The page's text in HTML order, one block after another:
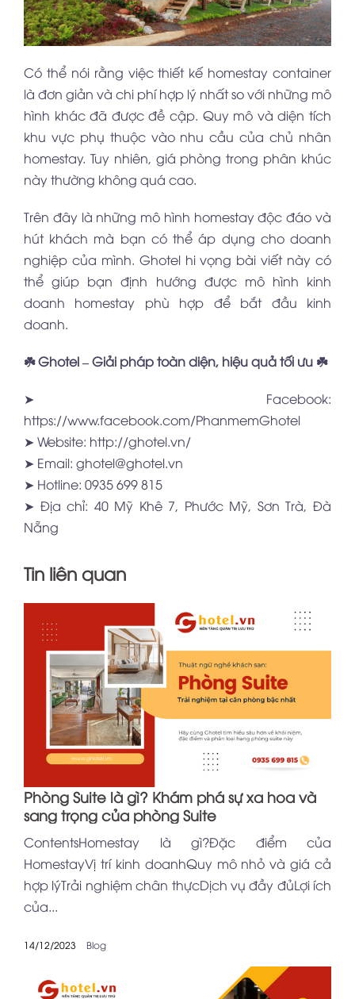
Có thể nói rằng việc thiết kế homestay container
là đơn giản và chi phí hợp lý nhất so với những mô
hình khác đã được đề cập. Quy mô và diện tích
khu vực phụ thuộc vào nhu cầu của chủ nhân
homestay. Tuy nhiên, giá phòng trong phân khúc
này thường không quá cao.
Trên đây là những mô hình homestay độc đáo và
hút khách mà bạn có thể áp dụng cho doanh
nghiệp của mình. Ghotel hi vọng bài viết này có
thể giúp bạn định hướng được mô hình kinh
doanh homestay phù hợp để bắt đầu kinh
doanh.
☘️ Ghotel – Giải pháp toàn diện, hiệu quả tối ưu ☘️
➤ Facebook:
https://www.facebook.com/PhanmemGhotel
➤ Website: http://ghotel.vn/
➤ Email: ghotel@ghotel.vn
➤ Hotline: 0935 699 815
➤ Địa chỉ: 40 Mỹ Khê 7, Phước Mỹ, Sơn Trà, Đà
Nẵng
Tin liên quan
Phòng Suite là gì? Khám phá sự xa hoa và
sang trọng của phòng Suite
ContentsHomestay là gì?Đặc điểm của
HomestayVị trí kinh doanhQuy mô nhỏ và giá cả
hợp lýTrải nghiệm chân thựcDịch vụ đầy đủLợi ích
của...
14/12/2023 Blog